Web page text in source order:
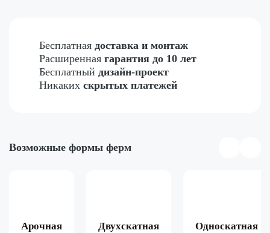
Бесплатная доставка и монтаж
Расширенная гарантия до 10 лет
Бесплатный дизайн-проект
Никаких скрытых платежей
Возможные формы ферм
Арочная Двухскатная Односкатная